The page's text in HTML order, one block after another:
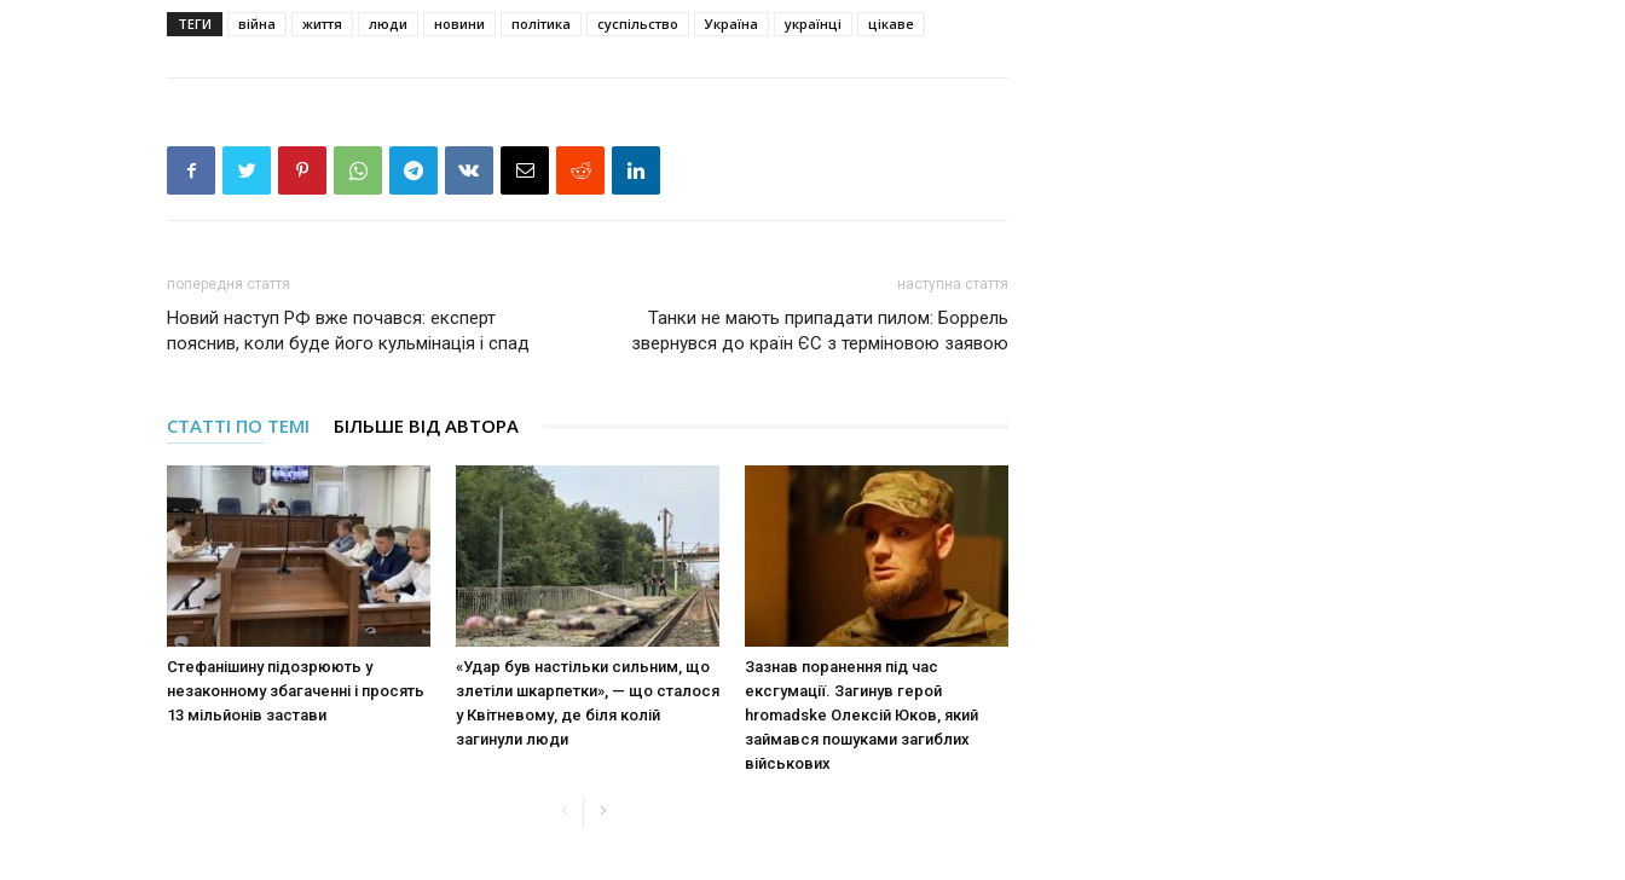
ТЕГИ війна життя люди новини політика суспільство Україна українці цікаве
попередня стаття
Новий наступ РФ вже почався: експерт
пояснив, коли буде його кульмінація і спад
наступна стаття
Танки не мають припадати пилом: Боррель
звернувся до країн ЄС з терміновою заявою
СТАТТІ ПО ТЕМІ БІЛЬШЕ ВІД АВТОРА
Стефанішину підозрюють у
незаконному збагаченні і просять
13 мільйонів застави
«Удар був настільки сильним, що
злетіли шкарпетки», — що сталося
у Квітневому, де біля колій
загинули люди
Зазнав поранення під час
ексгумації. Загинув герой
hromadske Олексій Юков, який
займався пошуками загиблих
військових